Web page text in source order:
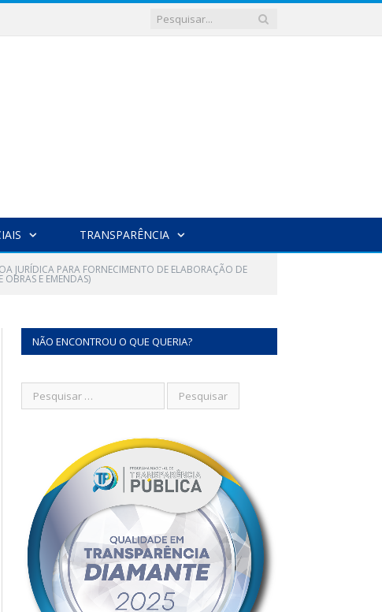
TRANSPARÊNCIA
JURÍDICA PARA FORNECIMENTO DE ELABORAÇÃO DE
E EMENDAS)
NÃO ENCONTROU O QUE QUERIA?